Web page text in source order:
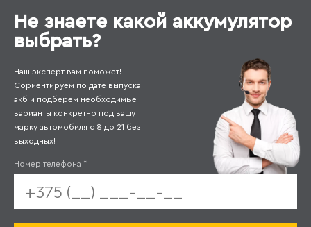
Не знаете какой аккумулятор
выбрать?
Наш эксперт вам поможет!
Сориентируем по дате выпуска
акб и подберём необходимые
варианты конкретно под вашу
марку автомобиля с 8 до 21 без
выходных!
Номер телефона *